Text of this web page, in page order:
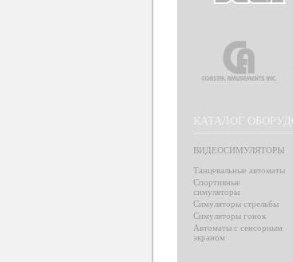
КАТАЛОГ
ВИДЕОСИМУЛЯТОРЫ
Танцевальные автоматы
Спортивные
симуляторы
Симуляторы стрельбы
Симуляторы гонок
Автоматы с сенсорным
экраном